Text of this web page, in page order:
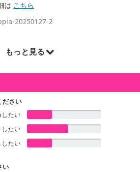
は こちら
20250127-2
届けができない地域がございます。詳細
ませ。
島
マト運輸、佐川急便
予定日」に配送日指定の記載がある場合
もっと見る
ださい
たい
したい
たい
い